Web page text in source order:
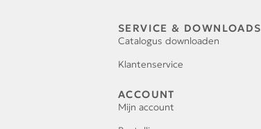
SERVICE & DOWNLOADS
Catalogus downloaden
Klantenservice
ACCOUNT
Mijn account